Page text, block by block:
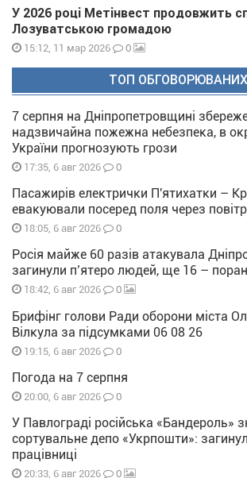
У 2026 році Метінвест продовжить
Лозуватською громадою
15:12, 11 мар 2026 0
ТОП ОБГОВОРЮВАНИХ
7 серпня на Дніпропетровщині
надзвичайна пожежна небезпека, в
України прогнозують грози
17:35, 6 авг 2026 0
Пасажирів електрички П'ятихатки –
евакуювали посеред поля через
18:05, 6 авг 2026 0
Росія майже 60 разів атакувала
загинули п’ятеро людей, ще 16 –
18:42, 6 авг 2026 0
Брифінг голови Ради оборони міста
Вілкула за підсумками 06 08 26
19:15, 6 авг 2026 0
Погода на 7 серпня
20:00, 6 авг 2026 0
У Павлограді російська «Бандероль»
сортувальне депо «Укрпошти»:
працівниці
20:33, 6 авг 2026 0